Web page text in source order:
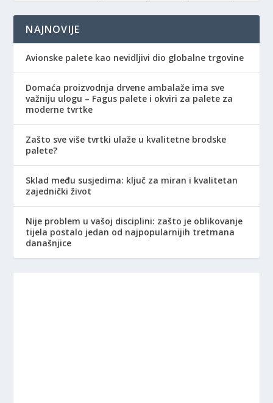
NAJNOVIJE
Avionske palete kao nevidljivi dio globalne trgovine
Domaća proizvodnja drvene ambalaže ima sve
važniju ulogu – Fagus palete i okviri za palete za
moderne tvrtke
Zašto sve više tvrtki ulaže u kvalitetne brodske
palete?
Sklad među susjedima: ključ za miran i kvalitetan
zajednički život
Nije problem u vašoj disciplini: zašto je oblikovanje
tijela postalo jedan od najpopularnijih tretmana
današnjice